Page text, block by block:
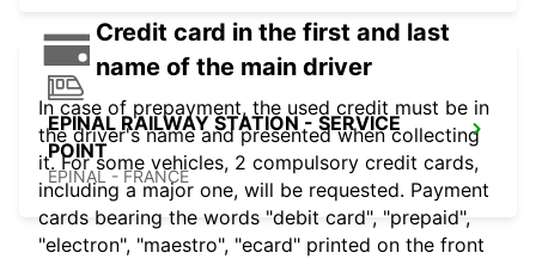
EPINAL RAILWAY STATION - SERVICE
POINT
EPINAL - FRANCE
Credit card in the first and last
name of the main driver
In case of prepayment, the used credit must be in
the driver's name and presented when collecting
it. For some vehicles, 2 compulsory credit cards,
including a major one, will be requested. Payment
cards bearing the words "debit card", "prepaid",
"electron", "maestro", "ecard" printed on the front